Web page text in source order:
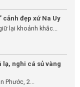
cảnh đẹp xứ Na Uy
lại khoảnh khắc...
lạ, nghi cá sủ vàng
Phước, 2...